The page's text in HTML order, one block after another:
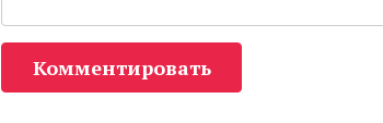
Комментировать